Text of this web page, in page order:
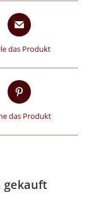
das Produkt
das Produkt
gekauft